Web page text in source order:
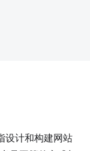
设计和构建网站